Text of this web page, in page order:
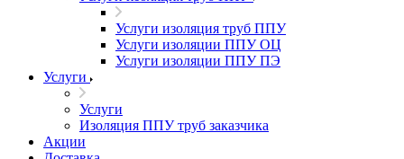
Услуги изоляция труб ППУ
Услуги изоляции ППУ ОЦ
Услуги изоляции ППУ ПЭ
Услуги
Услуги
Изоляция ППУ труб заказчика
Акции